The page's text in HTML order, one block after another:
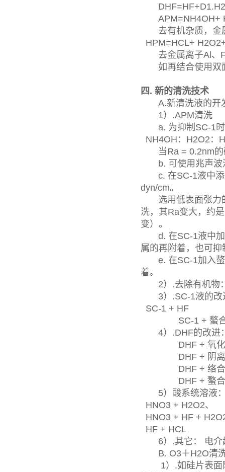
APM=NH4OH+
去有机杂质，金
HPM=HCL+
去金属离子Al、
如再结合使用双
四. 新的清洗技术
A.新清洗液的开
1）.APM清洗
a. 为抑制SC-1时
NH4OH：H2O2：
当Ra = 0.2nm的
b. 可使用兆声波
c. 在SC-1液中添
dyn/cm。
选用低表面张力的
洗，其Ra变大，约
变）。
d. 在SC-1液中加
属的再附着，也可
e. 在SC-1加入螯
着。
2）.去除有机物
3）.SC-1液的改
SC-1 + HF
SC-1 + 螯合
4）.DHF的改进
DHF + 氧化剂
DHF + 阴离子
DHF + 络合
DHF + 螯合
5）酸系统溶液
HNO3 + H2O2、
HNO3 + HF +
HF + HCL
6）.其它： 电介
B. O3＋H2O清
1）.如硅片表面附